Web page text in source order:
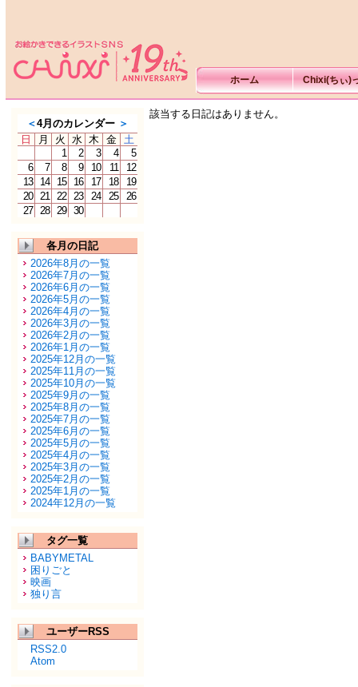
ホーム Chixi(ちぃ)
＜4月のカレンダー ＞
日
月 火 水 木 金 土
1
2 3 4
5
6
7 8 9 10 11
12
13
14 15 16 17 18
19
20 21 22 23 24 25
26
27 28 29 30
各月の日記
2026年8月の一覧
2026年7月の一覧
2026年6月の一覧
2026年5月の一覧
2026年4月の一覧
2026年3月の一覧
2026年2月の一覧
2026年1月の一覧
2025年12月の一覧
2025年11月の一覧
2025年10月の一覧
2025年9月の一覧
2025年8月の一覧
2025年7月の一覧
2025年6月の一覧
2025年5月の一覧
2025年4月の一覧
2025年3月の一覧
2025年2月の一覧
2025年1月の一覧
2024年12月の一覧
タグ一覧
BABYMETAL
困りごと
映画
独り言
ユーザーRSS
RSS2.0
Atom
該当する日記はありません。